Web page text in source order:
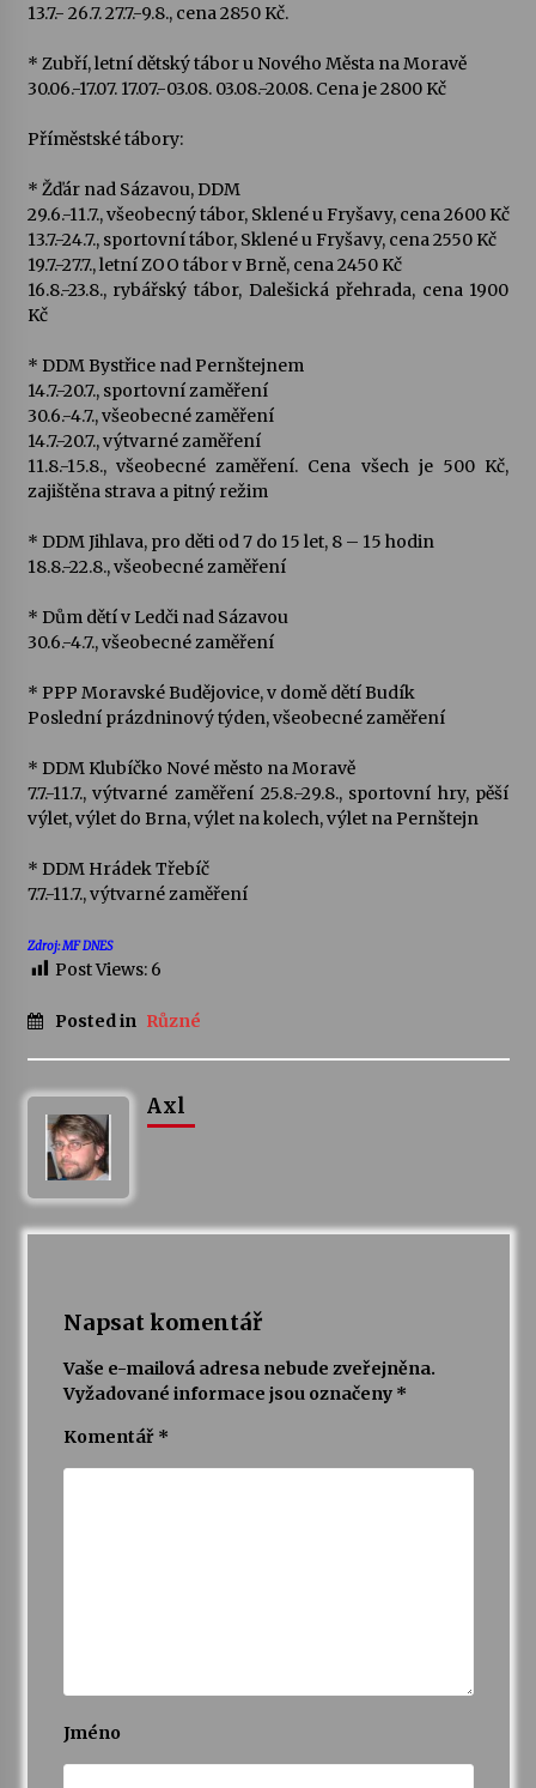
13.7.- 26.7. 27.7.-9.8., cena 2850 Kč.
* Zubří, letní dětský tábor u Nového Města na Moravě
30.06.-17.07. 17.07.-03.08. 03.08.-20.08. Cena je 2800 Kč
Příměstské tábory:
* Žďár nad Sázavou, DDM
29.6.-11.7., všeobecný tábor, Sklené u Fryšavy, cena 2600 Kč
13.7.-24.7., sportovní tábor, Sklené u Fryšavy, cena 2550 Kč
19.7.-27.7., letní ZOO tábor v Brně, cena 2450 Kč
16.8.-23.8., rybářský tábor, Dalešická přehrada, cena 1900
Kč
* DDM Bystřice nad Pernštejnem
14.7.-20.7., sportovní zaměření
30.6.-4.7., všeobecné zaměření
14.7.-20.7., výtvarné zaměření
11.8.-15.8., všeobecné zaměření. Cena všech je 500 Kč,
zajištěna strava a pitný režim
* DDM Jihlava, pro děti od 7 do 15 let, 8 – 15 hodin
18.8.-22.8., všeobecné zaměření
* Dům dětí v Ledči nad Sázavou
30.6.-4.7., všeobecné zaměření
* PPP Moravské Budějovice, v domě dětí Budík
Poslední prázdninový týden, všeobecné zaměření
* DDM Klubíčko Nové město na Moravě
7.7.-11.7., výtvarné zaměření 25.8.-29.8., sportovní hry, pěší
výlet, výlet do Brna, výlet na kolech, výlet na Pernštejn
* DDM Hrádek Třebíč
7.7.-11.7., výtvarné zaměření
Zdroj: MF DNES
Post Views: 6
Posted in Různé
Axl
Napsat komentář
Vaše e-mailová adresa nebude zveřejněna.
Vyžadované informace jsou označeny *
Komentář *
Jméno